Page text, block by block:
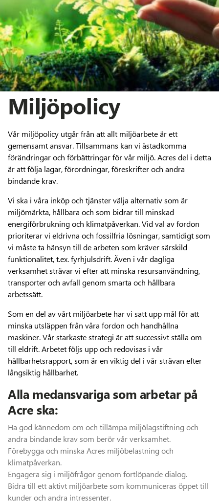
Miljöpolicy
Vår miljöpolicy utgår från att allt miljöarbete är ett
gemensamt ansvar. Tillsammans kan vi åstadkomma
förändringar och förbättringar för vår miljö. Acres del i detta
är att följa lagar, förordningar, föreskrifter och andra
bindande krav.
Vi ska i våra inköp och tjänster välja alternativ som är
miljömärkta, hållbara och som bidrar till minskad
energiförbrukning och klimatpåverkan. Vid val av fordon
prioriterar vi eldrivna och fossilfria lösningar, samtidigt som
vi måste ta hänsyn till de arbeten som kräver särskild
funktionalitet, t.ex. fyrhjulsdrift. Även i vår dagliga
verksamhet strävar vi efter att minska resursanvändning,
transporter och avfall genom smarta och hållbara
arbetssätt.
Som en del av vårt miljöarbete har vi satt upp mål för att
minska utsläppen från våra fordon och handhållna
maskiner. Vår starkaste strategi är att successivt ställa om
till eldrift. Arbetet följs upp och redovisas i vår
hållbarhetsrapport, som är en viktig del i vår strävan efter
långsiktig hållbarhet.
Alla medansvariga som arbetar på
Acre ska:
Ha god kännedom om och tillämpa miljölagstiftning och
andra bindande krav som berör vår verksamhet.
Förebygga och minska Acres miljöbelastning och
klimatpåverkan.
Engagera sig i miljöfrågor genom fortlöpande dialog.
Bidra till ett aktivt miljöarbete som kommuniceras öppet till
kunder och andra intressenter.